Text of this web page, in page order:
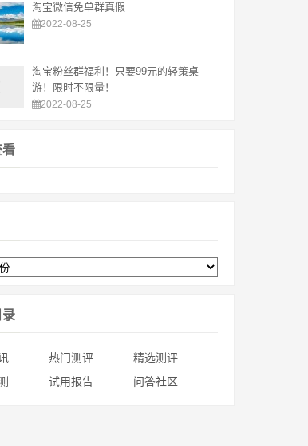
淘宝微信免单群真假
2022-08-25
淘宝粉丝群福利！只要99元的轻策桌
游！限时不限量！
2022-08-25
看
录
热门测评
精选测评
试用报告 问答社区